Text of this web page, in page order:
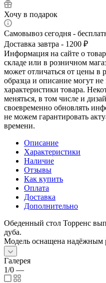
Хочу в подарок
Самовывоз сегодня -
Доставка завтра - 1200 ₽
Информация на сайте о
складе или в розничном
может отличаться от цены в
образца и описание могут
характеристики товара.
меняться, в том числе и
своевременно обновлять
не можем гарантировать
времени.
Описание
Характеристики
Наличие
Отзывы
Как купить
Оплата
Доставка
Дополнительно
Обеденный стол Торренс
дуба.
Модель оснащена надёжным
Галерея
1/0 —